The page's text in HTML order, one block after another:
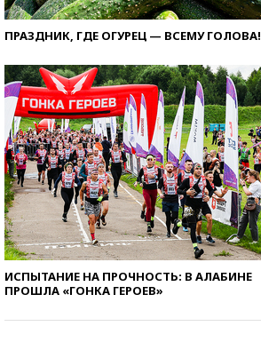
ПРАЗДНИК, ГДЕ ОГУРЕЦ — ВСЕМУ ГОЛОВА!
ИСПЫТАНИЕ НА ПРОЧНОСТЬ: В АЛАБИНЕ
ПРОШЛА «ГОНКА ГЕРОЕВ»